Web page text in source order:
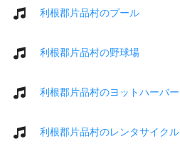
利根郡片品村のプール
利根郡片品村の野球場
利根郡片品村のヨットハーバー
利根郡片品村のレンタサイクル